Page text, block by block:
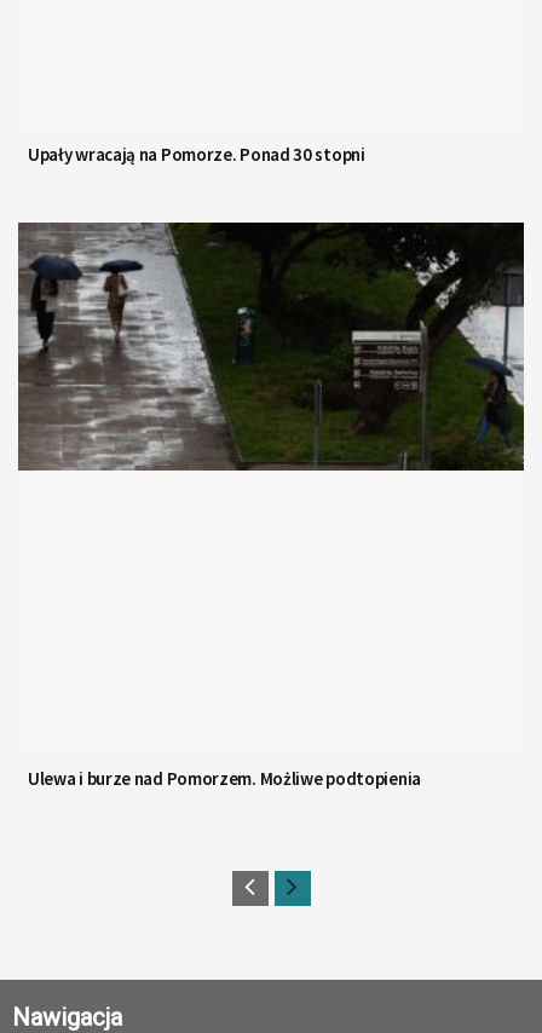
Upały wracają na Pomorze. Ponad 30 stopni
Ulewa i burze nad Pomorzem. Możliwe podtopienia
Nawigacja